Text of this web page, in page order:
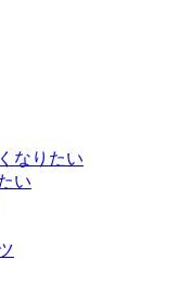
なりたい
い